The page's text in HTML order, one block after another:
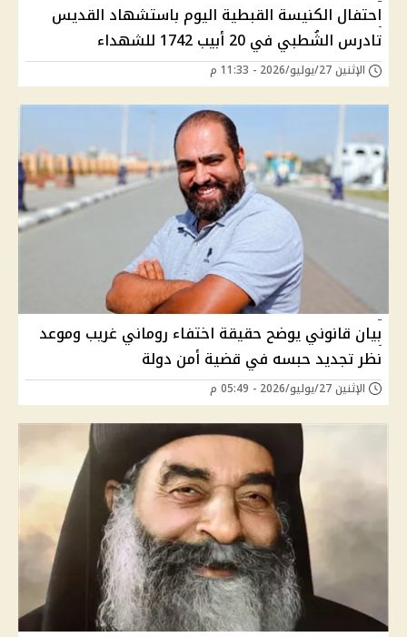
احتفال الكنيسة القبطية اليوم باستشهاد القديس
تادرس الشُطبي في 20 أبيب 1742 للشهداء
الإثنين 27/يوليو/2026 - 11:33 م
بيان قانوني يوضح حقيقة اختفاء روماني غريب وموعد
نظر تجديد حبسه في قضية أمن دولة
الإثنين 27/يوليو/2026 - 05:49 م